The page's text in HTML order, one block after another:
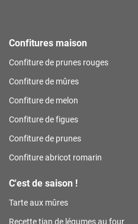
Confitures maison
Confiture de prunes rouges
Confiture de mûres
Confiture de melon
Confiture de figues
Confiture de prunes
Confiture abricot romarin
C'est de saison !
Tarte aux mûres
Recette tian de légumes au four